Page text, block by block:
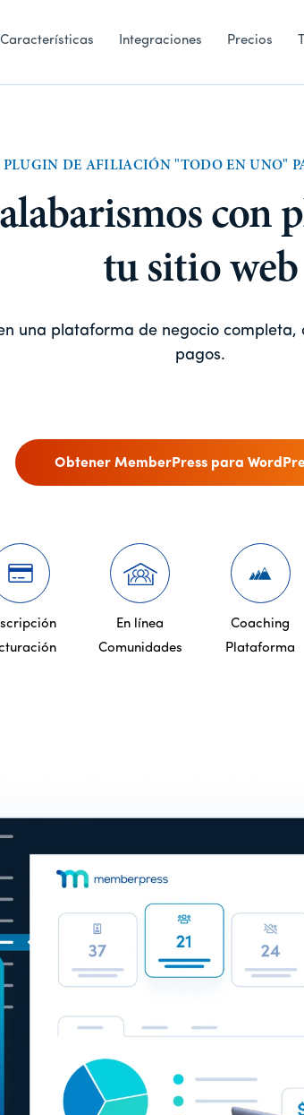
Características Integraciones Precios
PLUGIN DE AFILIACIÓN "TODO EN UNO"
con
tu sitio web
una plataforma de negocio
pagos.
Obtener MemberPress para
En línea
Comunidades
Coaching
Plataforma